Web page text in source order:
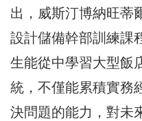
出，威斯汀博納旺蒂
設計儲備幹部訓練課
生能從中學習大型飯
統，不僅能累積實務
決問題的能力，對未